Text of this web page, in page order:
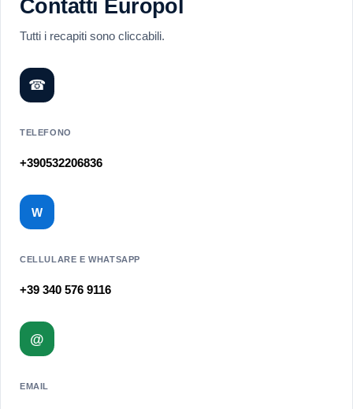
Contatti Europol
Tutti i recapiti sono cliccabili.
☎
TELEFONO
+390532206836
W
CELLULARE E WHATSAPP
+39 340 576 9116
@
EMAIL